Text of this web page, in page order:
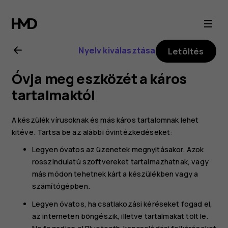
Nokia
2.1
felhasználói
kézikönyv
Nyelv kiválasztása Letöltés
Óvja meg eszközét a káros
tartalmaktól
A készülék vírusoknak és más káros tartalomnak lehet
kitéve. Tartsa be az alábbi óvintézkedéseket:
Legyen óvatos az üzenetek megnyitásakor. Azok
rosszindulatú szoftvereket tartalmazhatnak, vagy
más módon tehetnek kárt a készülékben vagy a
számítógépben.
Legyen óvatos, ha csatlakozási kéréseket fogad el,
az interneten böngészik, illetve tartalmakat tölt le.